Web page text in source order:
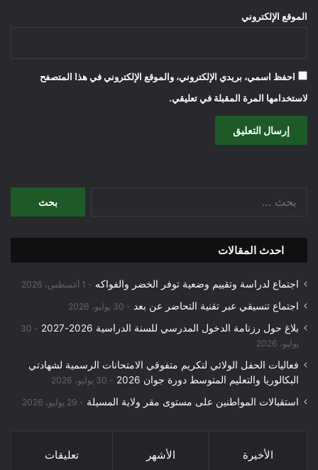
الموقع الإلكتروني
احفظ اسمي، بريدي الإلكتروني، والموقع الإلكتروني في هذا المتصفح
لاستخدامها المرة المقبلة في تعليقي.
احدث المقالات
اجتماع لدراسة وتقييم وضعية توفر الخضر والفواكه 1 أغسطس، 2026
اجتماع تنسيقي عبر تقنية التحاضر عن بعد 30 يوليو، 2026
بلاغ حول رزنامة الدخول المدرسي للسنة الدراسية 2026-2027
30
يوليو، 2026
فعاليات الحفل الولائي لتكريم متفوقي الامتحانات الرسمية لشهادتي
البكالوريا والتعليم المتوسط دورة جوان 2026
30 يوليو، 2026
استقبالات المواطنين على مستوى مقر ولاية المسيلة 29 يوليو، 2026
الأخيرة الأشهر تعليقات